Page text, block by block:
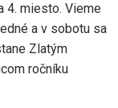
4. miesto. Vieme
a v sobotu sa
Zlatým
ročníku